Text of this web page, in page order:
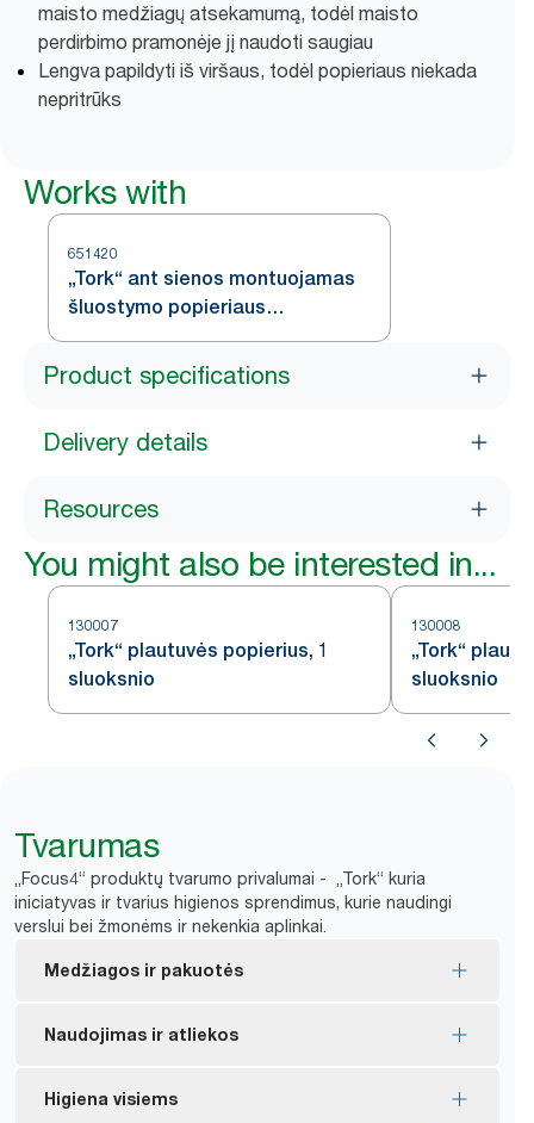
maisto medžiagų atsekamumą, todėl maisto
perdirbimo pramonėje jį naudoti saugiau
Lengva papildyti iš viršaus, todėl popieriaus niekada
nepritrūks
Works with
651420
„Tork“ ant sienos montuojamas
šluostymo popieriaus
dozatorius, skirtas rankų
plovimo vietoms, baltos ir turkio
spalvos, W6
Product specifications
Delivery details
Resources
You might also be interested in...
130007
„Tork“ plautuvės popierius, 1
sluoksnio
130008
„Tork“
sluoksnio
Tvarumas
„Focus4“ produktų tvarumo privalumai - „Tork“ kuria
iniciatyvas ir tvarius higienos sprendimus, kurie naudingi
verslui bei žmonėms ir nekenkia aplinkai.
Medžiagos ir pakuotės
Didžioji dalis asortimento gaminių yra paženklinta
Naudojimas ir atliekos
Nuo aptaškymo saugantis gaubtas apsaugo
Higiena visiems